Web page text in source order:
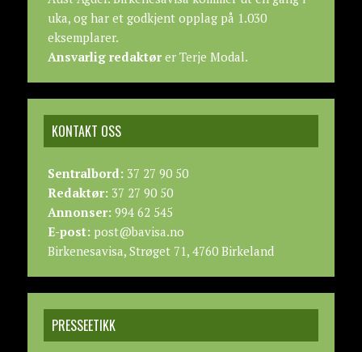
uka, og har et godkjent opplag på 1.030
eksemplarer.
Ansvarlig redaktører Terje Modal.
KONTAKT OSS
Sentralbord:37 27 90 50
Redaktør:37 27 90 50
Annonser:994 62 545
E-post:post@bavisa.no
Birkenesavisa, Strøget 71, 4760 Birkeland
PRESSEETIKK